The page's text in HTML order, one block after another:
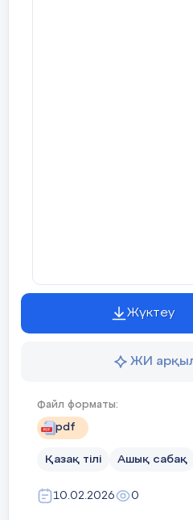
Жүктеу
ЖИ
Файл форматы:
pdf
Қазақ тілі Ашық сабақ
10.02.2026 0